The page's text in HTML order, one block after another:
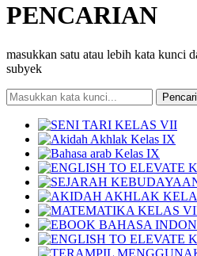
PENCARIAN
masukkan satu atau lebih kata kunci
subyek